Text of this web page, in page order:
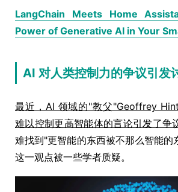
LangChain Meets Home
Power of Generative AI in Your
AI 对人类控制力的争议引发
最近，AI 领域的"教父"Geoffrey
难以控制更高智能体的言论引发了争
难找到"更智能的东西被不那么智能的
这一观点被一些学者质疑。